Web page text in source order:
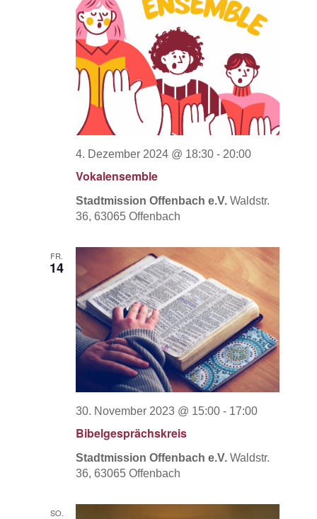
Vokalensemble
4. Dezember 2024 @ 18:30 -20:00
Stadtmission Offenbach e.V.Waldstr.
36, 63065 Offenbach
FR.
14
Bibelgesprächskreis
30. November 2023 @ 15:00 - 17:00
Stadtmission Offenbach e.V.Waldstr.
36, 63065 Offenbach
SO.